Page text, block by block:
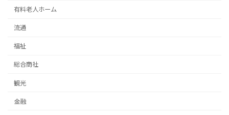
有料老人ホーム
流通
福祉
総合商社
観光
金融